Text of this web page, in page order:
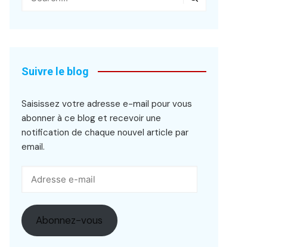
Suivre le blog
Saisissez votre adresse e-mail pour vous
abonner à ce blog et recevoir une
notification de chaque nouvel article par
email.
Abonnez-vous